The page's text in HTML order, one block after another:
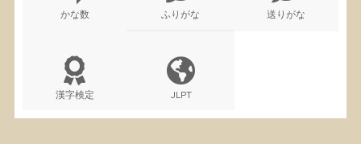
かな数 ふりがな 送りがな
漢字検定 JLPT